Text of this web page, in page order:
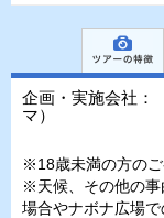
企画・実施会社
マ）
※18歳未満の方のご
※天候、その他の事
場合やナボナ広場